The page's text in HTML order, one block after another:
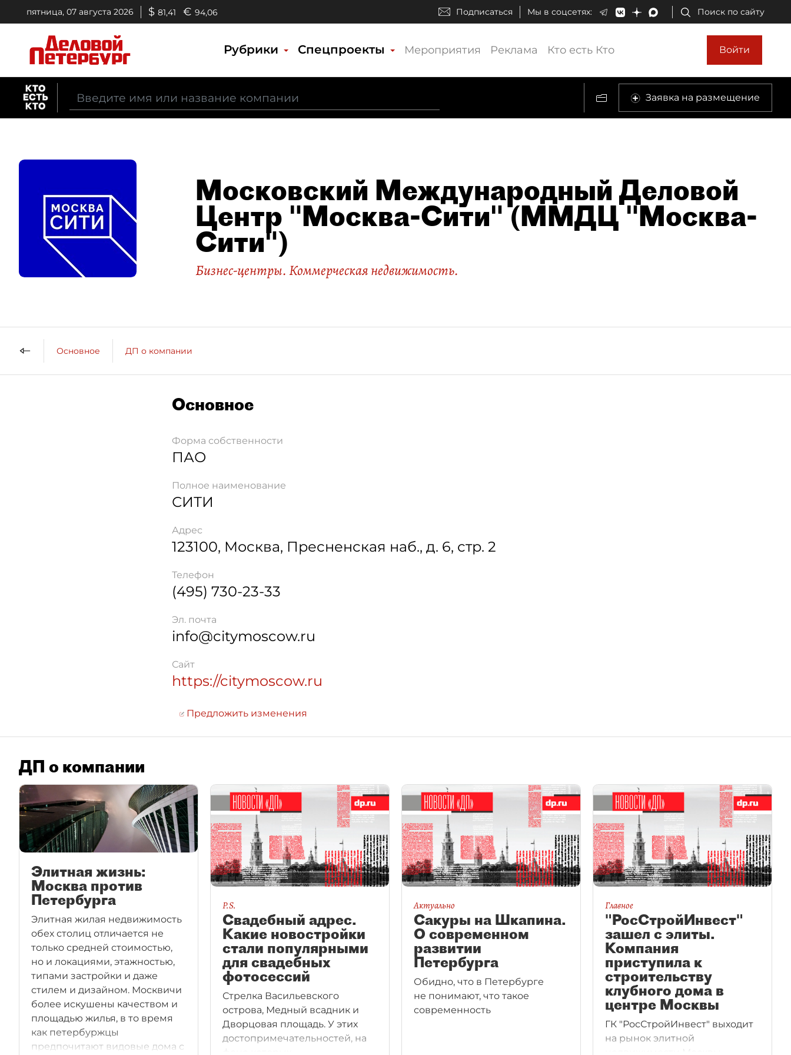
пятница, 07 августа 2026 $ 81,41 € 94,06 Подписаться Мы в соцсетях: Поиск по сайту
Рубрики Спецпроекты Мероприятия Реклама Кто есть Кто Войти
Заявка на размещение
Московский Международный Деловой
Центр "Москва-Сити" (ММДЦ "Москва-
Сити")
Бизнес-центры. Коммерческая недвижимость.
Основное ДП о компании
Основное
Форма собственности
ПАО
Полное наименование
СИТИ
Адрес
123100, Москва, Пресненская наб., д. 6, стр. 2
Телефон
(495) 730-23-33
Эл. почта
info@citymoscow.ru
Сайт
https://citymoscow.ru
Предложить изменения
ДП о компании
Элитная жизнь:
Москва против
Петербурга
Элитная жилая недвижимость
обех столиц отличается не
только средней стоимостью,
но и локациями, этажностью,
типами застройки и даже
стилем и дизайном. Москвичи
более искушены качеством и
площадью жилья, в то время
как петербуржцы
предпочитают видовые дома с
P.S.
Свадебный адрес.
Какие новостройки
стали популярными
для свадебных
фотосессий
Стрелка Васильевского
острова, Медный всадник и
Дворцовая площадь. У этих
достопримечательностей, на
Актуально
Сакуры на Шкапина.
О современном
развитии
Петербурга
Обидно, что в Петербурге
не понимают, что такое
современность
Главное
"РосСтройИнвест"
зашел с элиты.
Компания
приступила к
строительству
клубного дома в
центре Москвы
ГК "РосСтройИнвест" выходит
на рынок элитной
недвижимости Москвы.